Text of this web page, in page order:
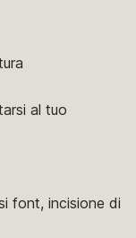
al tuo
font, incisione di